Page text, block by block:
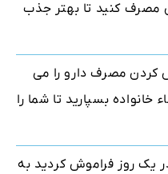
مصرف کنید تا بهتر جذب
کردن مصرف دارو را می
بسپارید تا شما را
یک روز فراموش کردید به